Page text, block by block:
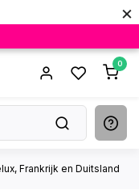
×
0
Frankrijk en Duitsland